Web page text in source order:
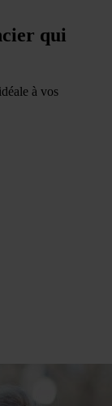
qui
à vos